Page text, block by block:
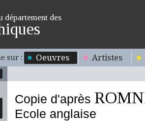
département des
sur : Oeuvres Artistes
Copie d'après
Ecole anglaise